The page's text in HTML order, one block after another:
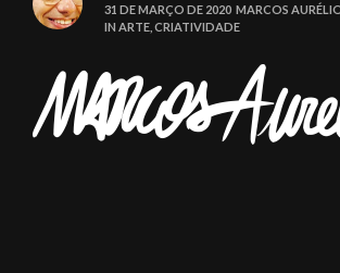
31 DE MARÇO DE 2020 MARCOS
IN ARTE CRIATIVIDADE